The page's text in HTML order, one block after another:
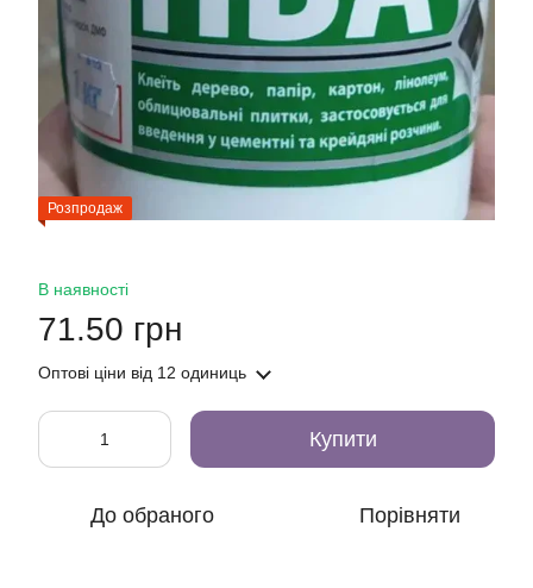
Розпродаж
В наявності
71.50 грн
Оптові ціни від 12 одиниць
Купити
До обраного Порівняти